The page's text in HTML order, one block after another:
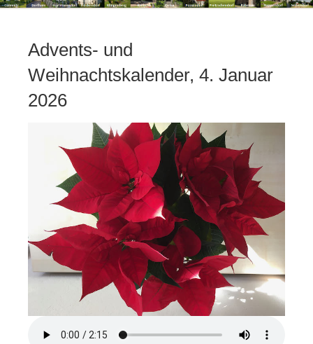
Advents- und
Weihnachtskalender, 4. Januar
2026